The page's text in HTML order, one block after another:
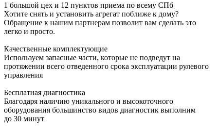
1 большой цех и 12 пунктов приема по всему СПб
Хотите снять и установить агрегат поближе к дому?
Обращение к нашим партнерам позволит вам сделать это
легко и просто.
Качественные комплектующие
Используем запасные части, которые не подведут на
протяжении всего отведенного срока эксплуатации рулевого
управления
Бесплатная диагностика
Благодаря наличию уникального и высокоточного
оборудования большинство видов диагностик выполним
до 30 минут